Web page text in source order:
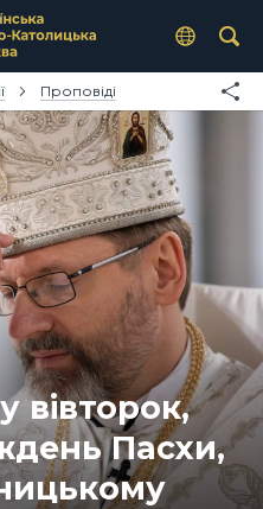
Проповіді
вівторок,
Пасхи,